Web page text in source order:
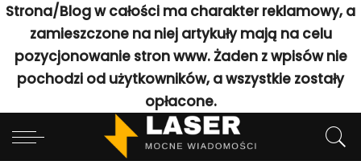
Strona/Blog w całości ma charakter reklamowy, a
zamieszczone na niej artykuły mają na celu
pozycjonowanie stron www. Żaden z wpisów nie
pochodzi od użytkowników, a wszystkie zostały
opłacone.